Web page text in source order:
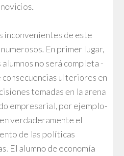
novicios.
inconvenientes de este
En primer lugar,
no será completa -
ulteriores en
tomadas en la arena
empresarial, por ejemplo-
verdaderamente el
de las políticas
El alumno de economía